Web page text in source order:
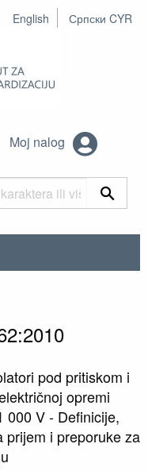
English Српски CYR
Moj nalog
pod pritiskom i
opremi
000 V - Definicije,
prijem i preporuke za